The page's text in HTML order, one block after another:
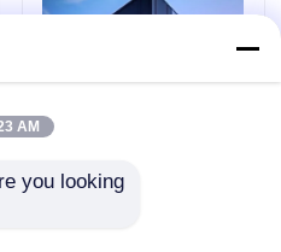
AM
you looking